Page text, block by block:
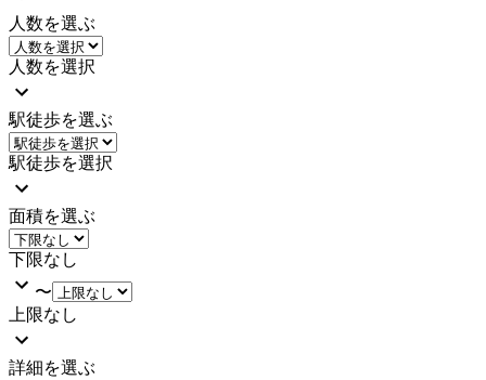
人数を選ぶ
人数を選択
駅徒歩を選ぶ
駅徒歩を選択
面積を選ぶ
下限なし
〜
上限なし
詳細を選ぶ